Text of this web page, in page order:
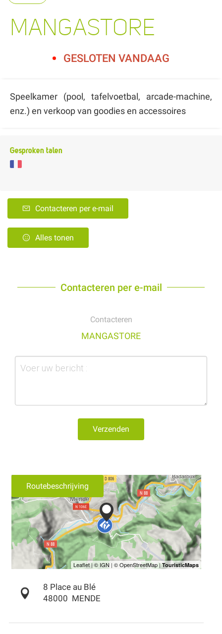
MANGASTORE
GESLOTEN VANDAAG
Speelkamer (pool, tafelvoetbal, arcade-machine,
enz.) en verkoop van goodies en accessoires
Gesproken talen
Contacteren per e-mail
Alles tonen
Contacteren per e-mail
Contacteren
MANGASTORE
Verzenden
Routebeschrijving
8 Place au Blé
48000 MENDE